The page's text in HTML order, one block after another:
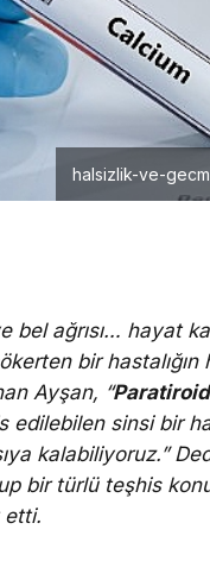
halsizlik-ve-
bel ağrısı… hayat
bir
Ayşan, “
sinsi bir
kalabiliyoruz.”
bir türlü teşhis
etti.